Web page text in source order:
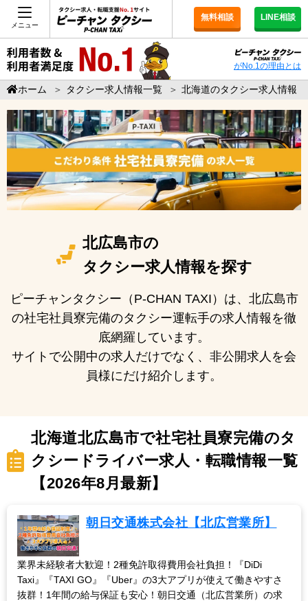
メニュー
無料相談 LINE相談
がNo.1の理由とは
ホーム ＞ タクシー求人情報一覧 ＞ 北海道のタクシー求人情報
北広島市の
タクシー求人情報を探す
ピーチャンタクシー（P-CHAN TAXI）は、北広島市
の社宅社員寮完備のタクシー運転手の求人情報を徹
底網羅しています。
サイトで公開中の求人だけでなく、非公開求人を会
員様にだけ紹介します。
北海道北広島市で社宅社員寮完備のタ
クシードライバー求人・転職情報一覧
【2026年8月最新】
朝日交通株式会社【北広営業所】
業界未経験者大歓迎！2種免許取得費用会社負担！『DiDi
Taxi』『TAXI GO』『Uber』の3大アプリが使えて働きやすさ
抜群！1年間の給与保証も安心！朝日交通（北広営業所）の求